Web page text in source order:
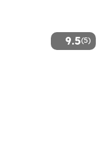
9.5(5)